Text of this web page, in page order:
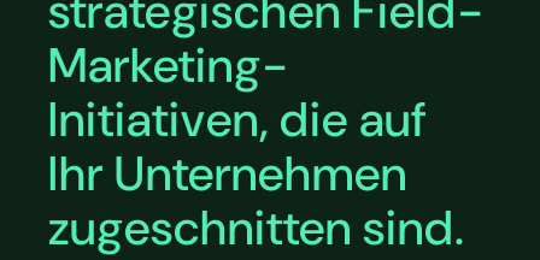
Marketing-
Initiativen, die auf
Ihr Unternehmen
zugeschnitten sind.